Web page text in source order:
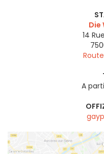
Die
14
A